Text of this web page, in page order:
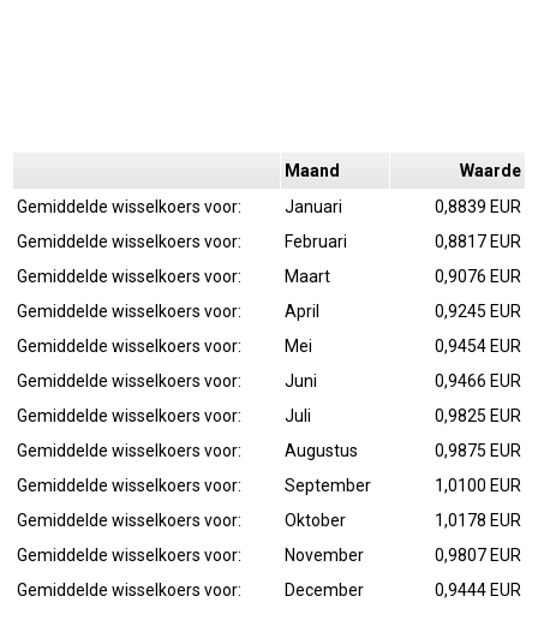
Maand
Waarde
Gemiddelde wisselkoers voor:
Januari
0,8839 EUR
Gemiddelde wisselkoers voor:
Februari
0,8817 EUR
Gemiddelde wisselkoers voor:
Maart
0,9076 EUR
Gemiddelde wisselkoers voor:
April
0,9245 EUR
Gemiddelde wisselkoers voor:
Mei
0,9454 EUR
Gemiddelde wisselkoers voor:
Juni
0,9466 EUR
Gemiddelde wisselkoers voor:
Juli
0,9825 EUR
Gemiddelde wisselkoers voor:
Augustus
0,9875 EUR
Gemiddelde wisselkoers voor:
September
1,0100 EUR
Gemiddelde wisselkoers voor:
Oktober
1,0178 EUR
Gemiddelde wisselkoers voor:
November
0,9807 EUR
Gemiddelde wisselkoers voor:
December 0,9444 EUR